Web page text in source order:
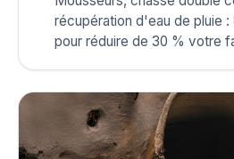
récupération d'eau de pluie
pour réduire de 30 % votre